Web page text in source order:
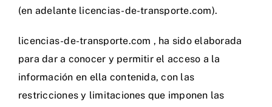
(en adelante licencias-de-transporte.com).
licencias-de-transporte.com , ha sido elaborada
para dar a conocer y permitir el acceso a la
información en ella contenida, con las
restricciones y limitaciones que imponen las